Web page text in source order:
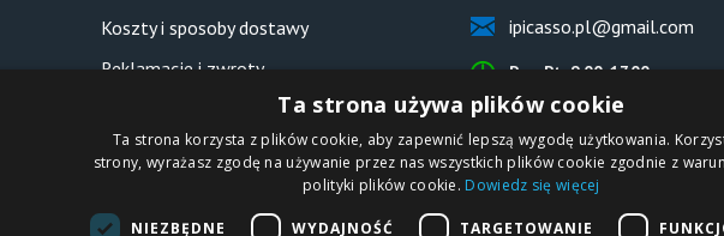
Koszty i sposoby dostawy
Reklamacje i zwroty
Pytania i odpowiedzi (FAQ)
ipicasso.pl@gmail.com
Pon-Pt: 9.00-17.00
Copyright © 2012-2026
IPICASSO Sp. z o.o.
Ta strona używa plików cookie
Ta strona korzysta z plików cookie, aby zapewnić lepszą wygodę użytkowania.
strony, wyrażasz zgodę na używanie przez nas wszystkich plików cookie zgodnie z
polityki plików cookie. Dowiedz się więcej
NIEZBĘDNE WYDAJNOŚĆ TARGETOWANIE